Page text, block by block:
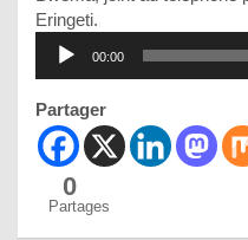
Eringeti.
00:00
Partager
0
Partages